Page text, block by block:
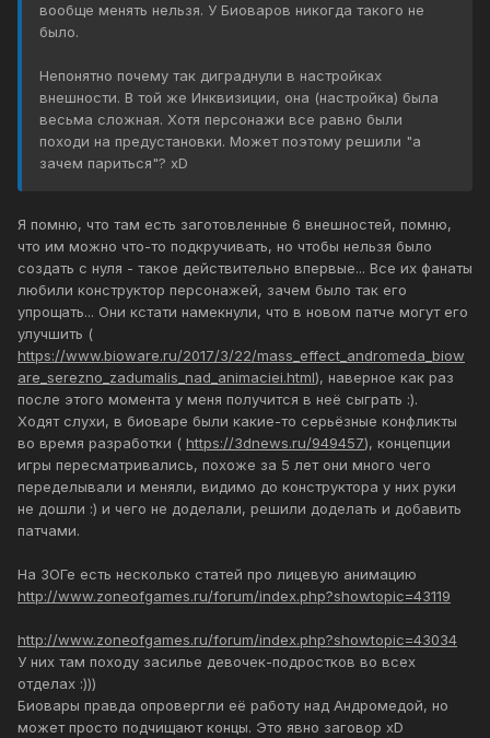
вообще менять нельзя. У Биоваров никогда такого не
было.
Непонятно почему так диграднули в настройках
внешности. В той же Инквизиции, она (настройка) была
весьма сложная. Хотя персонажи все равно были
походи на предустановки. Может поэтому решили "а
зачем париться"? хD
Я помню, что там есть заготовленные 6 внешностей, помню,
что им можно что-то подкручивать, но чтобы нельзя было
создать с нуля - такое действительно впервые... Все их фанаты
любили конструктор персонажей, зачем было так его
упрощать... Они кстати намекнули, что в новом патче могут его
улучшить (
https://www.bioware.ru/2017/3/22/mass_effect_andromeda_biow
are_serezno_zadumalis_nad_animaciei.html), наверное как раз
после этого момента у меня получится в неё сыграть :).
Ходят слухи, в биоваре были какие-то серьёзные конфликты
во время разработки ( https://3dnews.ru/949457), концепции
игры пересматривались, похоже за 5 лет они много чего
переделывали и меняли, видимо до конструктора у них руки
не дошли :) и чего не доделали, решили доделать и добавить
патчами.
На ЗОГе есть несколько статей про лицевую анимацию
http://www.zoneofgames.ru/forum/index.php?showtopic=43119
http://www.zoneofgames.ru/forum/index.php?showtopic=43034
У них там походу засилье девочек-подростков во всех
отделах :)))
Биовары правда опровергли её работу над Андромедой, но
может просто подчищают концы. Это явно заговор xD